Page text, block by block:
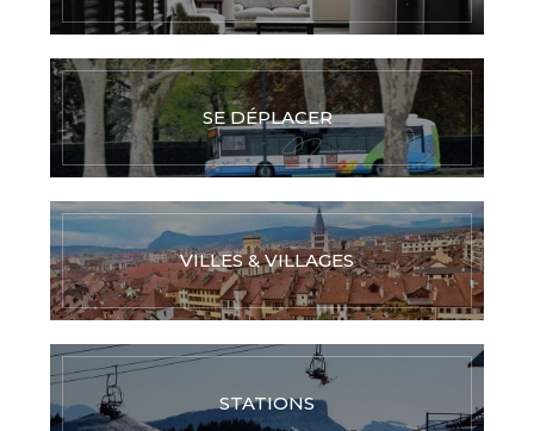
SE DÉPLACER
VILLES & VILLAGES
STATIONS